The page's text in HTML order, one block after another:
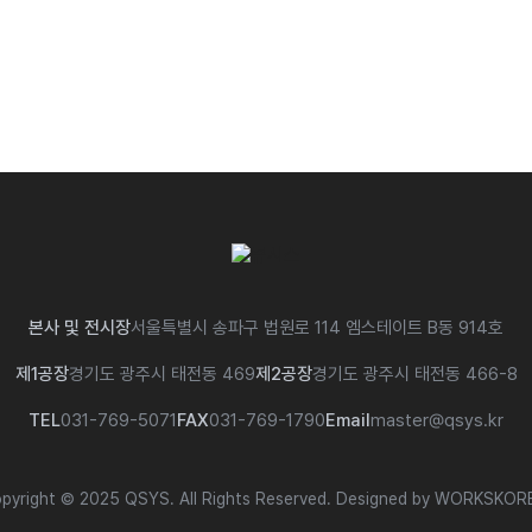
본사 및 전시장서울특별시 송파구 법원로 114 엠스테이트 B동 914호
제1공장경기도 광주시 태전동 469제2공장경기도 광주시 태전동 466-8
TEL031-769-5071FAX031-769-1790Emailmaster@qsys.kr
© 2025 QSYS. All Rights Reserved. Designed by